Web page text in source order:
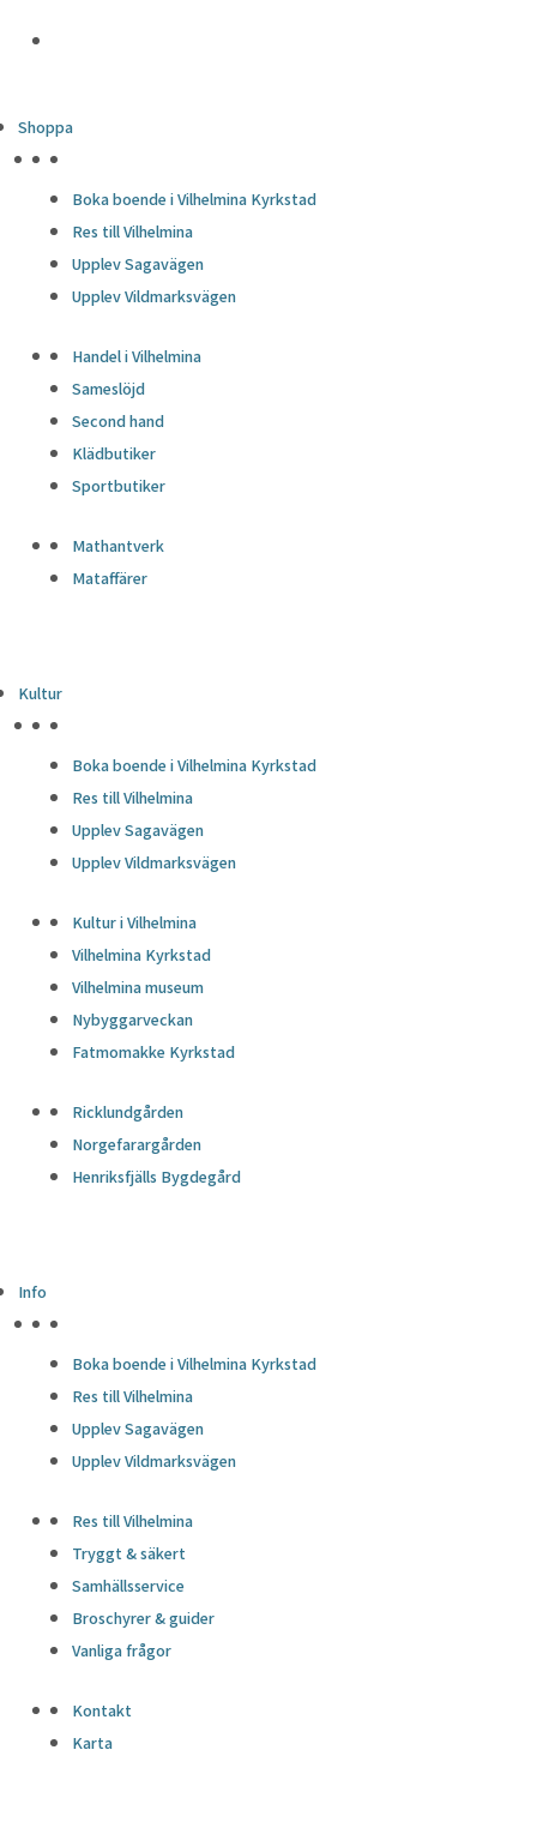
Shoppa
Boka boende i Vilhelmina Kyrkstad
Res till Vilhelmina
Upplev Sagavägen
Upplev Vildmarksvägen
Handel i Vilhelmina
Sameslöjd
Second hand
Klädbutiker
Sportbutiker
Mathantverk
Mataffärer
Kultur
Boka boende i Vilhelmina Kyrkstad
Res till Vilhelmina
Upplev Sagavägen
Upplev Vildmarksvägen
Kultur i Vilhelmina
Vilhelmina Kyrkstad
Vilhelmina museum
Nybyggarveckan
Fatmomakke Kyrkstad
Ricklundgården
Norgefarargården
Henriksfjälls Bygdegård
Info
Boka boende i Vilhelmina Kyrkstad
Res till Vilhelmina
Upplev Sagavägen
Upplev Vildmarksvägen
Res till Vilhelmina
Tryggt & säkert
Samhällsservice
Broschyrer & guider
Vanliga frågor
Kontakt
Karta